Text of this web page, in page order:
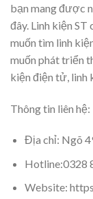
bạn mang được
đây. Linh kiện ST
muốn tìm linh
muốn phát triển
kiện điện tử, linh
Thông tin liên hệ:
Địa chỉ: Ngõ
Hotline:0328
Website: